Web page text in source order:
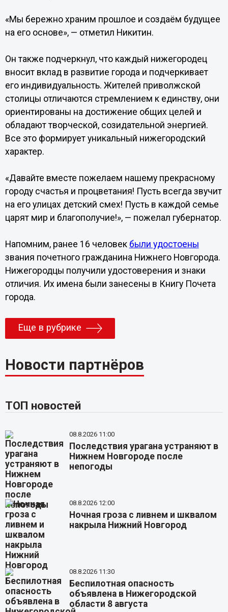
«Мы бережно храним прошлое и создаём будущее
на его основе», — отметил Никитин.
Он также подчеркнул, что каждый нижегородец
вносит вклад в развитие города и подчеркивает
его индивидуальность. Жителей приволжской
столицы отличаются стремлением к единству, они
ориентированы на достижение общих целей и
обладают творческой, созидательной энергией.
Все это формирует уникальный нижегородский
характер.
«Давайте вместе пожелаем нашему прекрасному
городу счастья и процветания! Пусть всегда звучит
на его улицах детский смех! Пусть в каждой семье
царят мир и благополучие!», — пожелал губернатор.
Напомним, ранее 16 человек были удостоены
звания почетного гражданина Нижнего Новгорода.
Нижегородцы получили удостоверения и знаки
отличия. Их имена были занесены в Книгу Почета
города.
Еще в рубрике
Новости партнёров
ТОП новостей
08.8.2026 11:00
Последствия урагана устраняют в
Нижнем Новгороде после
непогоды
08.8.2026 12:00
Ночная гроза с ливнем и шквалом
накрыла Нижний Новгород
08.8.2026 11:30
Беспилотная опасность
объявлена в Нижегородской
области 8 августа